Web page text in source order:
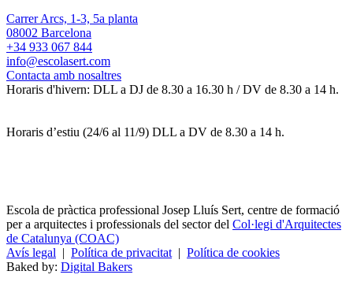
Carrer Arcs, 1-3, 5a planta
08002 Barcelona
+34 933 067 844
info@escolasert.com
Contacta amb nosaltres
Horaris d'hivern: DLL a DJ de 8.30 a 16.30 h / DV de 8.30 a 14 h.
Horaris d’estiu (24/6 al 11/9) DLL a DV de 8.30 a 14 h.
Escola de pràctica professional Josep Lluís Sert, centre de formació
per a arquitectes i professionals del sector del Col·legi d'Arquitectes
de Catalunya (COAC)
Avís legal | Política de privacitat| Política de cookies
Baked by: Digital Bakers